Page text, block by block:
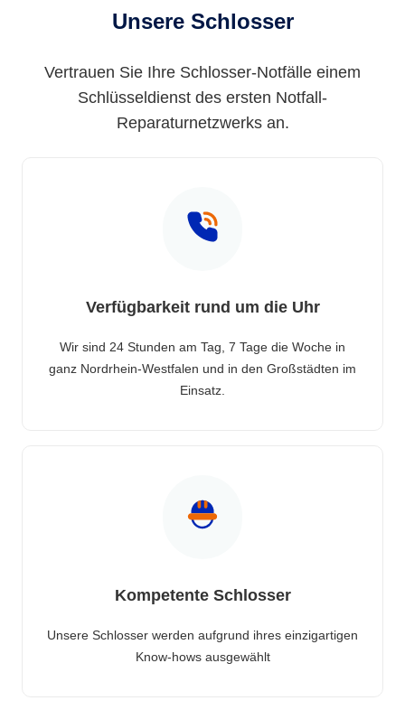
Unsere Schlosser
Vertrauen Sie Ihre Schlosser-Notfälle einem
Schlüsseldienst des ersten Notfall-
Reparaturnetzwerks an.
Verfügbarkeit rund um die Uhr
Wir sind 24 Stunden am Tag, 7 Tage die Woche in
ganz Nordrhein-Westfalen und in den Großstädten im
Einsatz.
Kompetente Schlosser
Unsere Schlosser werden aufgrund ihres einzigartigen
Know-hows ausgewählt